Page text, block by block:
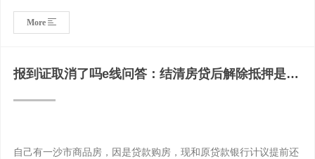
More
报到证取消了吗e线问答：结清房贷后解除抵押是否
可以委托他人办
自己有一沙市商品房，因是贷款购房，现和原贷款银行计议提前还